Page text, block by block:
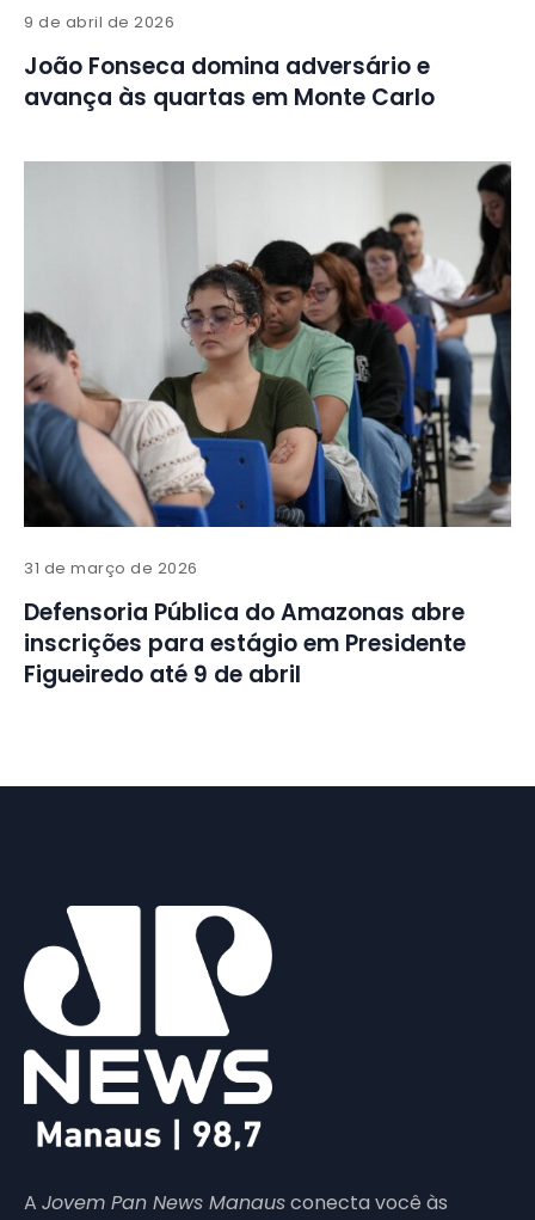
9 de abril de 2026
João Fonseca domina adversário e
avança às quartas em Monte Carlo
31 de março de 2026
Defensoria Pública do Amazonas abre
inscrições para estágio em Presidente
Figueiredo até 9 de abril
A Jovem Pan News Manausconecta você às